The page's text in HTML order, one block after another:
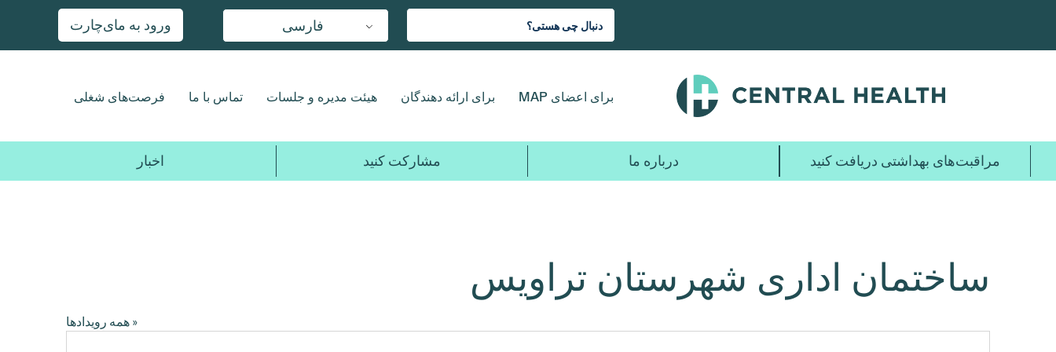
محتوای
فارسی ورود به مای‌چارت
برای اعضای MAP برای ارائه دهندگان هیئت مدیره و جلسات تماس با ما فرصت‌های شغلی
مراقبت‌های بهداشتی دریافت کنید درباره ما مشارکت کنید اخبار
ساختمان اداری شهرستان تراویس
« همه رویدادها